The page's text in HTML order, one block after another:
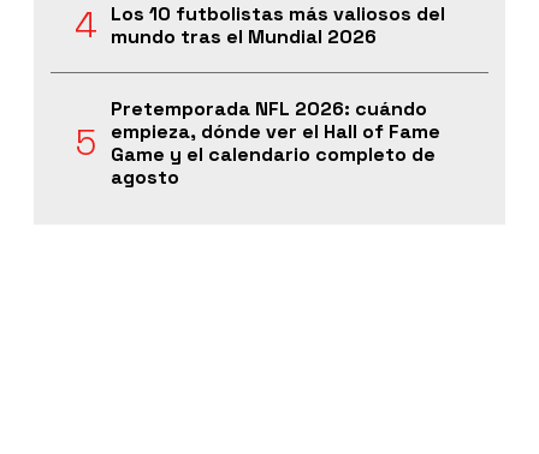
Los 10 futbolistas más valiosos del
mundo tras el Mundial 2026
Pretemporada NFL 2026: cuándo
empieza, dónde ver el Hall of Fame
Game y el calendario completo de
agosto